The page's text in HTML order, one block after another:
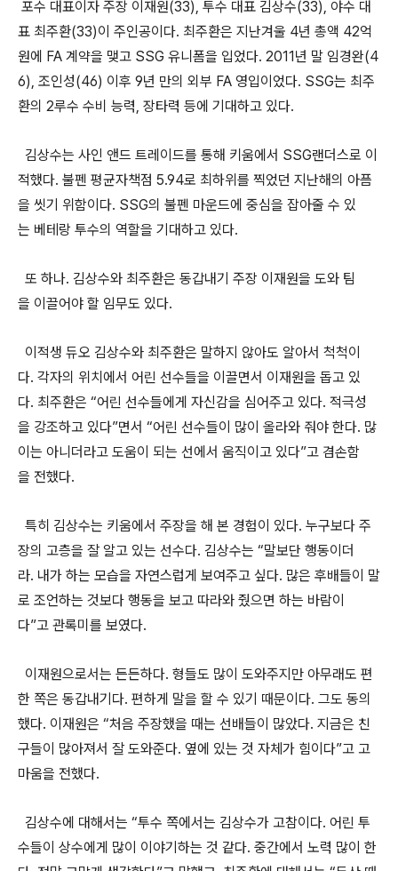
포수 대표이자 주장 이재원(33), 투수 대표 김상수(33), 야수 대
표 최주환(33)이 주인공이다. 최주환은 지난겨울 4년 총액 42억
원에 FA 계약을 맺고 SSG 유니폼을 입었다. 2011년 말 임경완(4
6), 조인성(46) 이후 9년 만의 외부 FA 영입이었다. SSG는 최주
환의 2루수 수비 능력, 장타력 등에 기대하고 있다.
김상수는 사인 앤드 트레이드를 통해 키움에서 SSG랜더스로 이
적했다. 불펜 평균자책점 5.94로 최하위를 찍었던 지난해의 아픔
을 씻기 위함이다. SSG의 불펜 마운드에 중심을 잡아줄 수 있
는 베테랑 투수의 역할을 기대하고 있다.
또 하나. 김상수와 최주환은 동갑내기 주장 이재원을 도와 팀
을 이끌어야 할 임무도 있다.
이적생 듀오 김상수와 최주환은 말하지 않아도 알아서 척척이
다. 각자의 위치에서 어린 선수들을 이끌면서 이재원을 돕고 있
다. 최주환은 “어린 선수들에게 자신감을 심어주고 있다. 적극성
을 강조하고 있다”면서 “어린 선수들이 많이 올라와 줘야 한다. 많
이는 아니더라고 도움이 되는 선에서 움직이고 있다”고 겸손함
을 전했다.
특히 김상수는 키움에서 주장을 해 본 경험이 있다. 누구보다 주
장의 고층을 잘 알고 있는 선수다. 김상수는 “말보단 행동이더
라. 내가 하는 모습을 자연스럽게 보여주고 싶다. 많은 후배들이 말
로 조언하는 것보다 행동을 보고 따라와 줬으면 하는 바람이
다”고 관록미를 보였다.
이재원으로서는 든든하다. 형들도 많이 도와주지만 아무래도 편
한 쪽은 동갑내기다. 편하게 말을 할 수 있기 때문이다. 그도 동의
했다. 이재원은 “처음 주장했을 때는 선배들이 많았다. 지금은 친
구들이 많아져서 잘 도와준다. 옆에 있는 것 자체가 힘이다”고 고
마움을 전했다.
김상수에 대해서는 “투수 쪽에서는 김상수가 고참이다. 어린 투
수들이 상수에게 많이 이야기하는 것 같다. 중간에서 노력 많이 한